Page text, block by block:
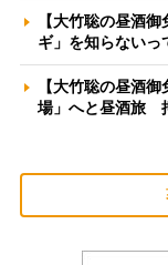
【大竹聡の昼酒
ギ」を知らない
【大竹聡の昼酒
場」へと昼酒旅